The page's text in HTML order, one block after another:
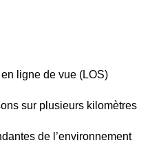
en ligne de vue (LOS)
sur plusieurs kilomètres
de l’environnement